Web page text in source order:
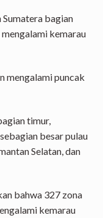
Sumatera bagian
kemarau
mengalami puncak
timur,
besar pulau
Selatan, dan
bahwa 327 zona
kemarau